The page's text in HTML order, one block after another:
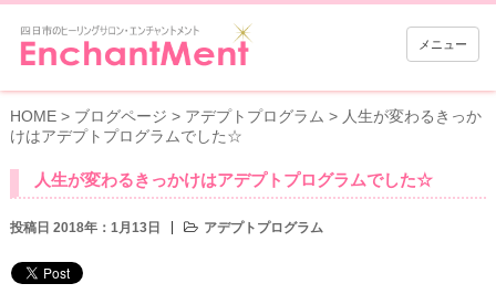
メニュー
HOME> ブログページ > アデプトプログラム > 人生が変わるきっか
けはアデプトプログラムでした☆
人生が変わるきっかけはアデプトプログラムでした☆
投稿日 2018年：1月13日 アデプトプログラム